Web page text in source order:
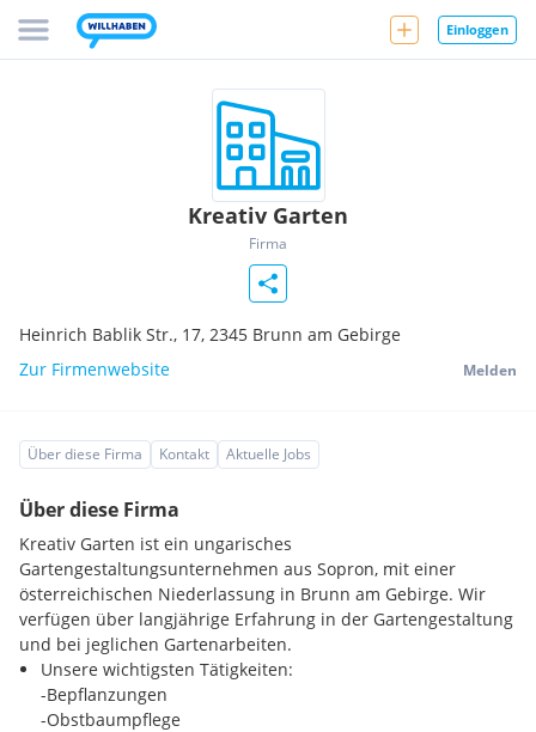
Einloggen
Kreativ Garten
Firma
Heinrich Bablik Str., 17, 2345 Brunn am Gebirge
Zur Firmenwebsite
Melden
Über diese Firma Kontakt Aktuelle Jobs
Über diese Firma
Kreativ Garten ist ein ungarisches
Gartengestaltungsunternehmen aus Sopron, mit einer
österreichischen Niederlassung in Brunn am Gebirge. Wir
verfügen über langjährige Erfahrung in der Gartengestaltung
und bei jeglichen Gartenarbeiten.
Unsere wichtigsten Tätigkeiten:
-Bepflanzungen
-Obstbaumpflege